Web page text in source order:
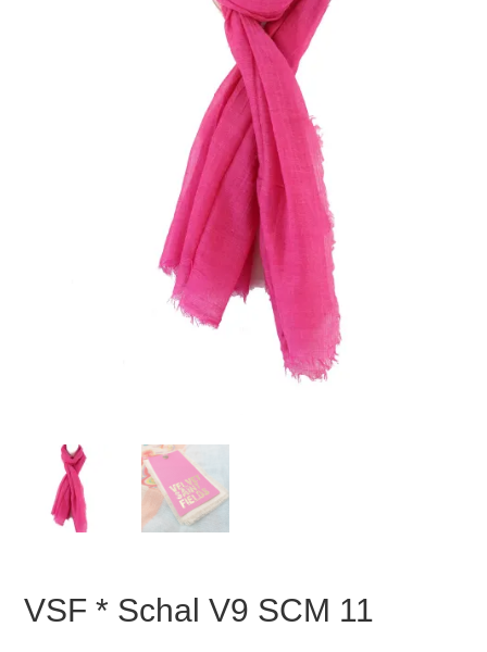
VSF * Schal V9 SCM 11